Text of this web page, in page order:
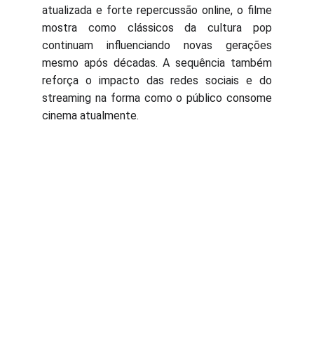
atualizada e forte repercussão online, o filme
mostra como clássicos da cultura pop
continuam influenciando novas gerações
mesmo após décadas. A sequência também
reforça o impacto das redes sociais e do
streaming na forma como o público consome
cinema atualmente.